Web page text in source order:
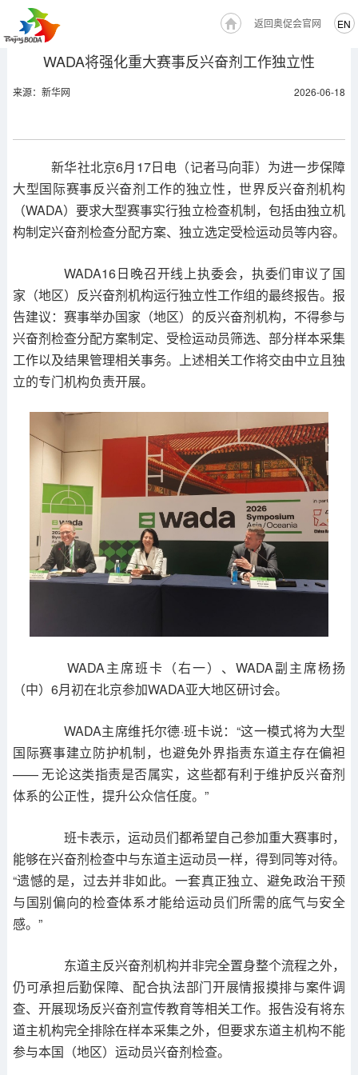
EN
返回奥促会官网
WADA将强化重大赛事反兴奋剂工作独立性
来源：新华网 2026-06-18
新华社北京6月17日电（记者马向菲）为进一步保障
大型国际赛事反兴奋剂工作的独立性，世界反兴奋剂机构
（WADA）要求大型赛事实行独立检查机制，包括由独立机
构制定兴奋剂检查分配方案、独立选定受检运动员等内容。
WADA16日晚召开线上执委会，执委们审议了国
家（地区）反兴奋剂机构运行独立性工作组的最终报告。报
告建议：赛事举办国家（地区）的反兴奋剂机构，不得参与
兴奋剂检查分配方案制定、受检运动员筛选、部分样本采集
工作以及结果管理相关事务。上述相关工作将交由中立且独
立的专门机构负责开展。
WADA主席班卡（右一）、WADA副主席杨扬
（中）6月初在北京参加WADA亚大地区研讨会。
WADA主席维托尔德·班卡说：“这一模式将为大型
国际赛事建立防护机制，也避免外界指责东道主存在偏袒
—— 无论这类指责是否属实，这些都有利于维护反兴奋剂
体系的公正性，提升公众信任度。”
班卡表示，运动员们都希望自己参加重大赛事时，
能够在兴奋剂检查中与东道主运动员一样，得到同等对待。
“遗憾的是，过去并非如此。一套真正独立、避免政治干预
与国别偏向的检查体系才能给运动员们所需的底气与安全
感。”
东道主反兴奋剂机构并非完全置身整个流程之外，
仍可承担后勤保障、配合执法部门开展情报摸排与案件调
查、开展现场反兴奋剂宣传教育等相关工作。报告没有将东
道主机构完全排除在样本采集之外，但要求东道主机构不能
参与本国（地区）运动员兴奋剂检查。